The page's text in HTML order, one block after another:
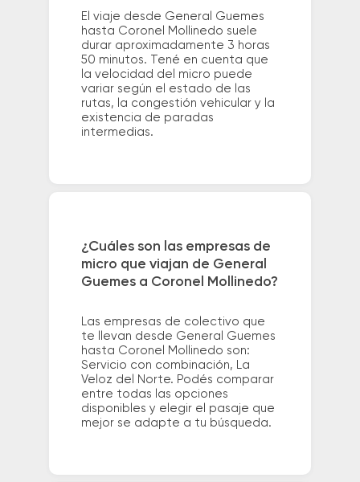
El viaje desde General Guemes
hasta Coronel Mollinedo suele
durar aproximadamente 3 horas
50 minutos. Tené en cuenta que
la velocidad del micro puede
variar según el estado de las
rutas, la congestión vehicular y la
existencia de paradas
intermedias.
¿Cuáles son las empresas de
micro que viajan de General
Guemes a Coronel Mollinedo?
Las empresas de colectivo que
te llevan desde General Guemes
hasta Coronel Mollinedo son:
Servicio con combinación, La
Veloz del Norte. Podés comparar
entre todas las opciones
disponibles y elegir el pasaje que
mejor se adapte a tu búsqueda.